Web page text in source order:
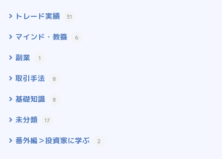
トレード実績 31
マインド・教養 6
副業 1
取引手法 8
基礎知識 8
未分類 17
番外編＞投資家に学ぶ 2